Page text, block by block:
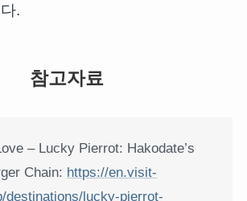
.
참고자료
– Lucky Pierrot: Hakodate’s
Chain: https://en.visit-
destinations/lucky-pierrot-